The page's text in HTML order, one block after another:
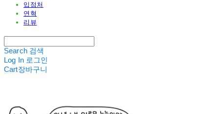
입점처
연혁
리뷰
Search 검색
Log In 로그인
Cart장바구니